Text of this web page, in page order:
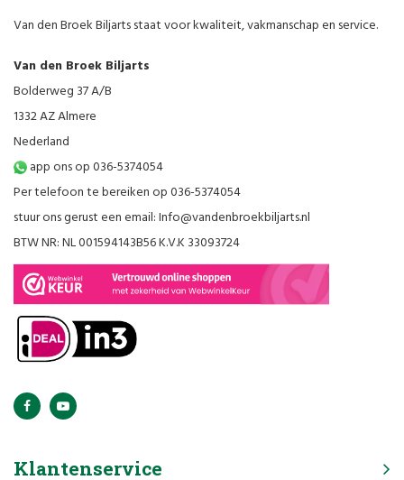
Van den Broek Biljarts staat voor kwaliteit, vakmanschap en service.
Van den Broek Biljarts
Bolderweg 37 A/B
1332 AZ Almere
Nederland
app ons op 036-5374054
Per telefoon te bereiken op 036-5374054
stuur ons gerust een email:Info@vandenbroekbiljarts.nl
BTW NR: NL 001594143B56 K.V.K 33093724
Klantenservice